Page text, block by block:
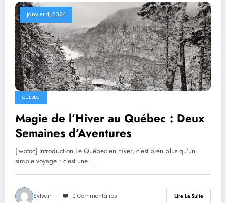
janvier 4, 2024
QUÉBEC
Magie de l’Hiver au Québec : Deux
Semaines d’Aventures
[lwptoc] Introduction Le Québec en hiver, c’est bien plus qu’un
simple voyage : c’est une…
Sylvain 0 Commentaires Lire La Suite